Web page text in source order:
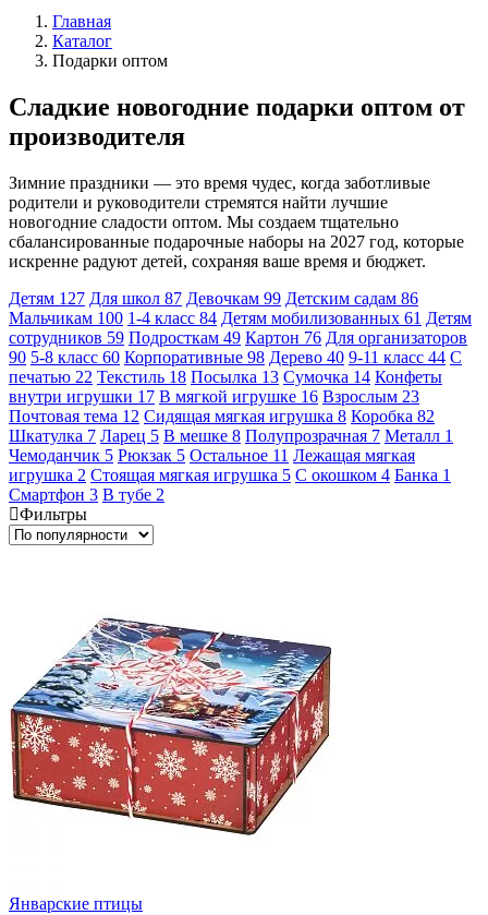
Главная
Каталог
Подарки оптом
Сладкие новогодние подарки оптом от
производителя
Зимние праздники — это время чудес, когда заботливые
родители и руководители стремятся найти лучшие
новогодние сладости оптом. Мы создаем тщательно
сбалансированные подарочные наборы на 2027 год, которые
искренне радуют детей, сохраняя ваше время и бюджет.
Детям 127 Для школ 87 Девочкам 99 Детским садам 86
Мальчикам 100 1-4 класс 84 Детям мобилизованных 61 Детям
сотрудников 59 Подросткам 49 Картон 76 Для организаторов
90 5-8 класс 60 Корпоративные 98 Дерево 40 9-11 класс 44 С
печатью 22 Текстиль 18 Посылка 13 Сумочка 14 Конфеты
внутри игрушки 17 В мягкой игрушке 16 Взрослым 23
Почтовая тема 12 Сидящая мягкая игрушка 8 Коробка 82
Шкатулка 7 Ларец 5 В мешке 8 Полупрозрачная 7 Металл 1
Чемоданчик 5 Рюкзак 5 Остальное 11 Лежащая мягкая
игрушка 2 Стоящая мягкая игрушка 5 С окошком 4 Банка 1
Смартфон 3 В тубе 2
Фильтры
Январские птицы